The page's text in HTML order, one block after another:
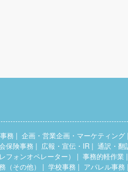
務
企画・営業企画・マーケティング
保険事務 広報・宣伝・IR
通訳・翻
フォンオペレーター）
事務的軽作業
（その他） 学校事務 アパレル事務